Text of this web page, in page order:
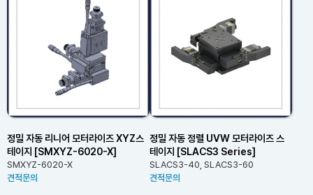
정밀 자동 리니어 모터라이즈 XYZ스
테이지 [SMXYZ-6020-X]
SMXYZ-6020-X
견적문의
정밀 자동 정렬 UVW 모터라이즈 스
테이지 [SLACS3 Series]
SLACS3-40, SLACS3-60
견적문의